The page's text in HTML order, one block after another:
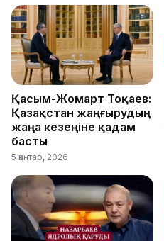
Қасым-Жомарт Тоқаев:
Қазақстан жаңғырудың
жаңа кезеңіне қадам
басты
5 қаңтар, 2026